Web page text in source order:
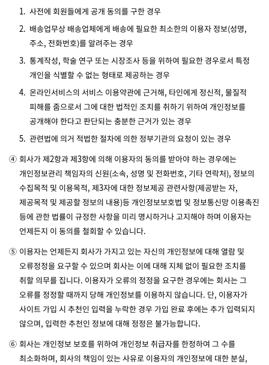
1. 사전에 회원들에게 공개 동의를 구한 경우
2. 배송업무상 배송업체에게 배송에 필요한 최소한의 이용자 정보(성명,
주소, 전화번호)를 알려주는 경우
3. 통계작성, 학술 연구 또는 시장조사 등을 위하여 필요한 경우로서 특정
개인을 식별할 수 없는 형태로 제공하는 경우
4. 온라인서비스의 서비스 이용약관에 근거해, 타인에게 정신적, 물질적
피해를 줌으로서 그에 대한 법적인 조치를 취하기 위하여 개인정보를
공개해야 한다고 판단되는 충분한 근거가 있는 경우
5. 관련법에 의거 적법한 절차에 의한 정부기관의 요청이 있는 경우
④ 회사가 제2항과 제3항에 의해 이용자의 동의를 받아야 하는 경우에는
개인정보관리 책임자의 신원(소속, 성명 및 전화번호, 기타 연락처), 정보의
수집목적 및 이용목적, 제3자에 대한 정보제공 관련사항(제공받는 자,
제공목적 및 제공할 정보의 내용)등 개인정보보호법 및 정보통신망 이용촉진
등에 관한 법률이 규정한 사항을 미리 명시하거나 고지해야 하며 이용자는
언제든지 이 동의를 철회할 수 있습니다.
⑤ 이용자는 언제든지 회사가 가지고 있는 자신의 개인정보에 대해 열람 및
오류정정을 요구할 수 있으며 회사는 이에 대해 지체 없이 필요한 조치를
취할 의무를 집니다. 이용자가 오류의 정정을 요구한 경우에는 회사는 그
오류를 정정할 때까지 당해 개인정보를 이용하지 않습니다. 단, 이용자가
사이트 가입 시 추천인 입력을 누락한 경우 가입 완료 후에는 추가 입력되지
않으며, 입력한 추천인 정보에 대해 정정은 불가능합니다.
⑥ 회사는 개인정보 보호를 위하여 개인정보 취급자를 한정하여 그 수를
최소화하며, 회사의 책임이 있는 사유로 이용자의 개인정보에 대한 분실,